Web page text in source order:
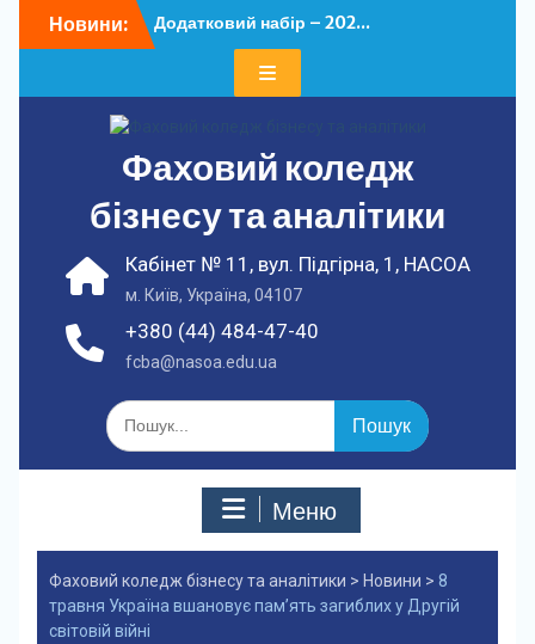
доНовини:
Додатковий набір – 202...
У ФКБА НАСОА
Фаховий коледж
бізнесу та аналітики
+380 (44) 484-47-40
fcba@nasoa.edu.ua
Кабінет № 11, вул. Підгірна, 1, НАСОА
м. Київ, Україна, 04107
Шукати:
Меню
Фаховий коледж бізнесу та аналітики > Новини > 8
травня Україна вшановує пам’ять загиблих у Другій
світовій війні